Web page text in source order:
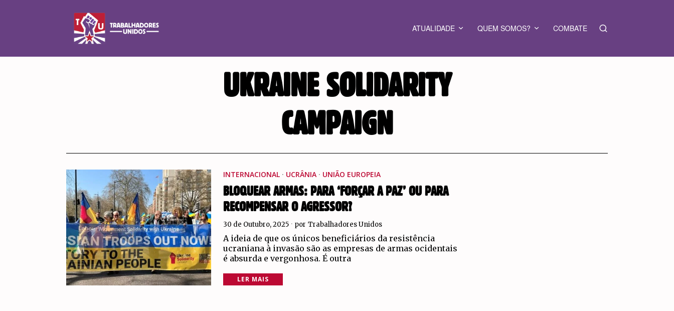
ATUALIDADE QUEM SOMOS? COMBATE
UKRAINE SOLIDARITY
CAMPAIGN
INTERNACIONAL · UCRÂNIA · UNIÃO EUROPEIA
BLOQUEAR ARMAS: PARA ‘FORÇAR A PAZ’ OU PARA
RECOMPENSAR O AGRESSOR?
30 de Outubro, 2025 por Trabalhadores Unidos
A ideia de que os únicos beneficiários da resistência
ucraniana à invasão são as empresas de armas ocidentais
é absurda e vergonhosa. É outra
LER MAIS